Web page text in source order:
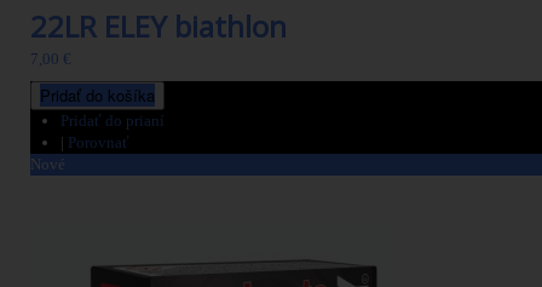
22LR ELEY biathlon
7,00 €
Pridať do košíka
Pridať do prianí
| Porovnať
Nové